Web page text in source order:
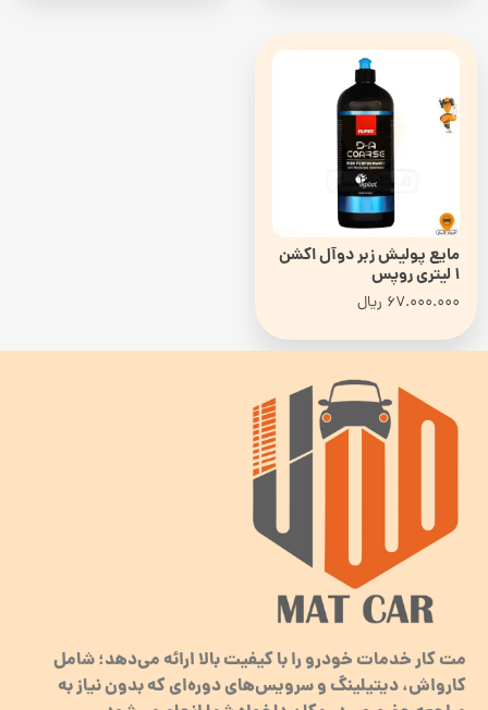
مایع پولیش زبر دوآل اکشن
1 لیتری روپس
67.000.000 ریال
مت کار خدمات خودرو را با کیفیت بالا ارائه می‌دهد؛ شامل
کارواش، دیتیلینگ و سرویس‌های دوره‌ای که بدون نیاز به